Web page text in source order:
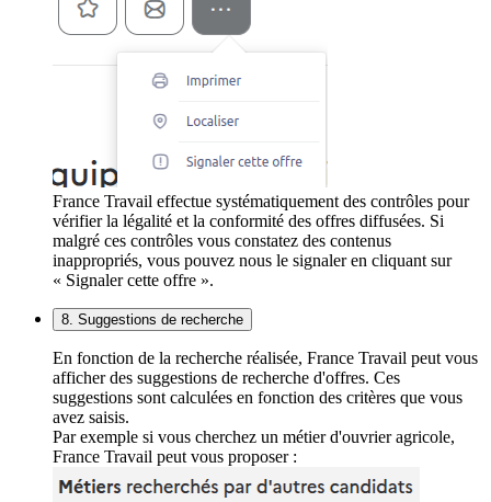
France Travail effectue systématiquement des contrôles pour
vérifier la légalité et la conformité des offres diffusées. Si
malgré ces contrôles vous constatez des contenus
inappropriés, vous pouvez nous le signaler en cliquant sur
« Signaler cette offre ».
8. Suggestions de recherche
En fonction de la recherche réalisée, France Travail peut vous
afficher des suggestions de recherche d'offres. Ces
suggestions sont calculées en fonction des critères que vous
avez saisis.
Par exemple si vous cherchez un métier d'ouvrier agricole,
France Travail peut vous proposer :